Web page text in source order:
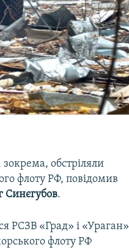
зокрема, обстріляли
флоту РФ, повідомив
Синєгубов.
РСЗВ «Град» і «Ураган»
флоту РФ